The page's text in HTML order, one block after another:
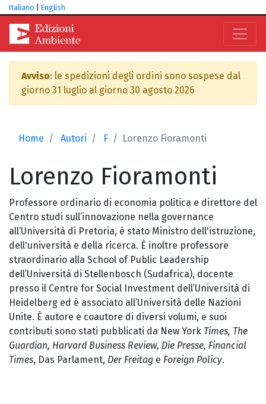
Italiano English
Avviso: le spedizioni degli ordini sono sospese dal
giorno 31 luglio al giorno 30 agosto 2026
Home Autori F Lorenzo Fioramonti
Lorenzo Fioramonti
Professore ordinario di economia politica e direttore del
Centro studi sull’innovazione nella governance
all’Università di Pretoria, è stato Ministro dell'istruzione,
dell'università e della ricerca. È inoltre professore
straordinario alla School of Public Leadership
dell’Università di Stellenbosch (Sudafrica), docente
presso il Centre for Social Investment dell’Università di
Heidelberg ed è associato all’Università delle Nazioni
Unite. È autore e coautore di diversi volumi, e suoi
contributi sono stati pubblicati da New York Times, The
Guardian, Harvard Business Review, Die Presse, Financial
Times, Das Parlament, Der Freitag e Foreign Policy.